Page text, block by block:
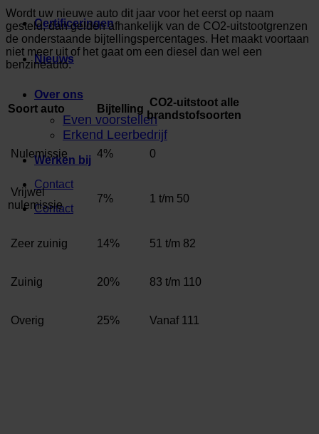
Certificeringen
Nieuws
Over ons
Even voorstellen
Erkend Leerbedrijf
Werken bij
Contact
Contact
Wordt uw nieuwe auto dit jaar voor het eerst op naam
gesteld, dan gelden afhankelijk van de CO2-uitstootgrenzen
de onderstaande bijtellingspercentages. Het maakt voortaan
niet meer uit of het gaat om een diesel dan wel een
benzineauto.
Soort auto Bijtelling
CO2-uitstoot alle
brandstofsoorten
Nulemissie 4% 0
Vrijwel
nulemissie
7% 1 t/m 50
Zeer zuinig 14% 51 t/m 82
Zuinig 20% 83 t/m 110
Overig 25% Vanaf 111